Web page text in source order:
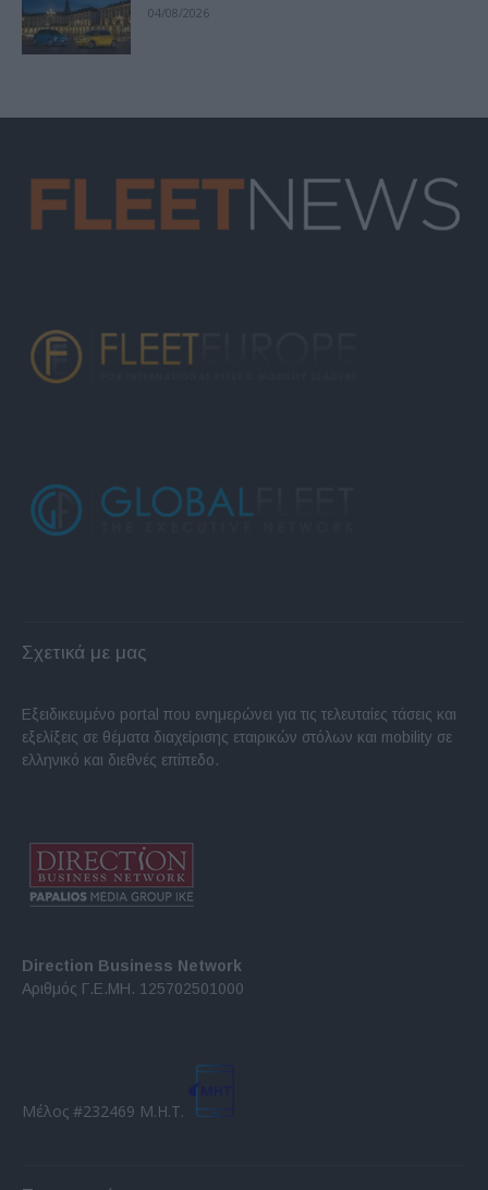
04/08/2026
Σχετικά με μας
Εξειδικευμένο portal που ενημερώνει για τις τελευταίες τάσεις και
εξελίξεις σε θέματα διαχείρισης εταιρικών στόλων και mobility σε
ελληνικό και διεθνές επίπεδο.
Direction Business Network
Αριθμός Γ.Ε.ΜΗ. 125702501000
Μέλος #232469 Μ.Η.Τ.